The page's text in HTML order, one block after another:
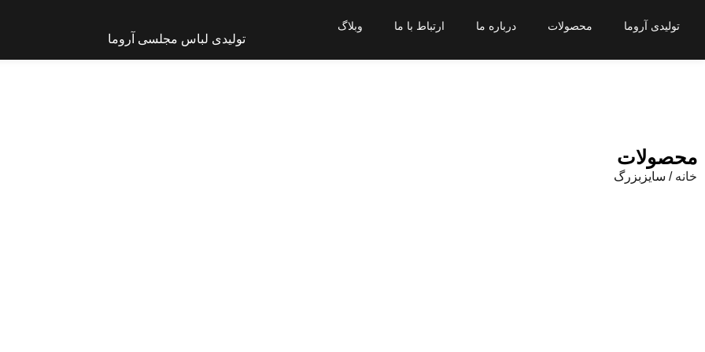
تولیدی آروما محصولات درباره ما ارتباط با ما وبلاگ
تولیدی لباس مجلسی آروما
محصولات
خانه / سایزبزرگ